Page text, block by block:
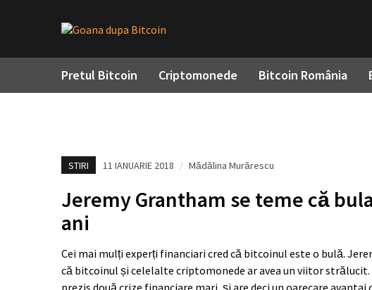
Pretul Bitcoin Criptomonede Bitcoin România
STIRI 11 IANUARIE 2018 / Mădălina Murărescu
Jeremy Grantham se teme că
ani
Cei mai mulți experți financiari cred că bitcoinul este o bulă.
că bitcoinul și celelalte criptomonede ar avea un viitor
prezis două crize financiare mari, și are deci un oarecare